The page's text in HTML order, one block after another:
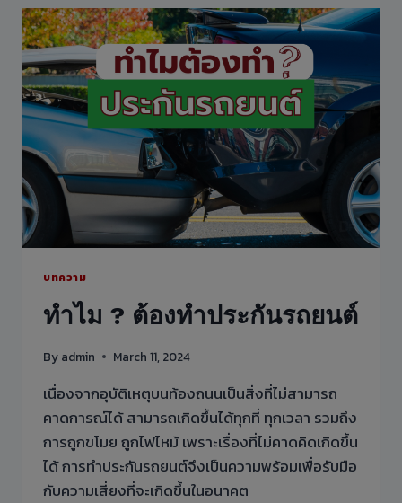
ลับ
7
สัญญาณ
ไฟ
บทความ
ทำไม ? ต้องทำประกันรถยนต์
By admin March 11, 2024
เนื่องจากอุบัติเหตุบนท้องถนนเป็นสิ่งที่ไม่สามารถ
คาดการณ์ได้ สามารถเกิดขึ้นได้ทุกที่ ทุกเวลา รวมถึง
การถูกขโมย ถูกไฟไหม้ เพราะเรื่องที่ไม่คาดคิดเกิดขึ้น
ได้ การทำประกันรถยนต์จึงเป็นความพร้อมเพื่อรับมือ
กับความเสี่ยงที่จะเกิดขึ้นในอนาคต